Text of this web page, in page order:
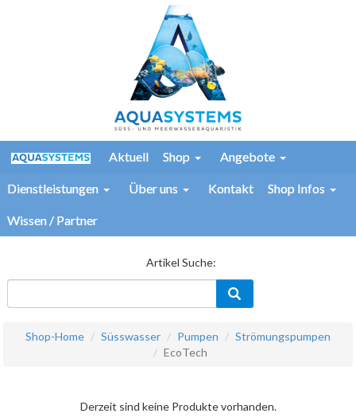
Aktuell Shop Angebote
Dienstleistungen Über uns Kontakt Shop Infos
Wissen / Partner
Artikel Suche:
Shop-Home Süsswasser Pumpen
Strömungspumpen
EcoTech
Derzeit sind keine Produkte vorhanden.